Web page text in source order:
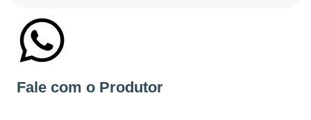
Fale com o Produtor